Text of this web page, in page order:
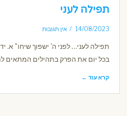
תפילה לעני
14/08/2023 אין תגובות
תפילה לעני… לפני ה' ישפוך שיחו" א.
בכל יום את הפרק בתהילים המתאים
קרא עוד ←